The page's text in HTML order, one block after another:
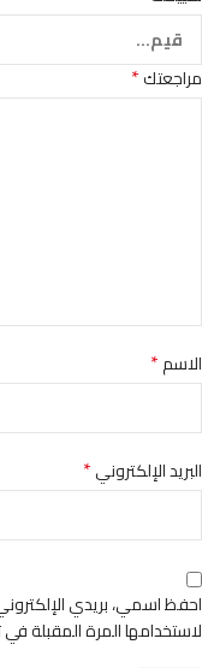
مراجعتك*
الاسم*
البريد الإلكتروني*
احفظ اسمي، بريدي
لاستخدامها المرة المقبلة